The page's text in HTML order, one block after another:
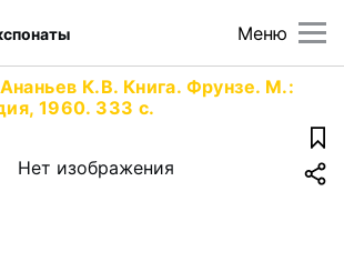
Меню
К.В. Книга. Фрунзе. М.:
1960. 333 с.
Нет изображения